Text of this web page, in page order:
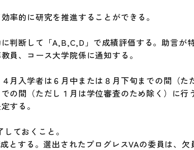
率的に研究を推進することができる。
判断して「A,B,C,D」で成績評価する。助言が
員、コース大学院係に通知する。
月入学者は６月中または８月下旬までの間（た
の間（ただし１月は学位審査のため除く）に行
する。
ておくこと。
とする。選出されたプログレスVAの委員は、欠